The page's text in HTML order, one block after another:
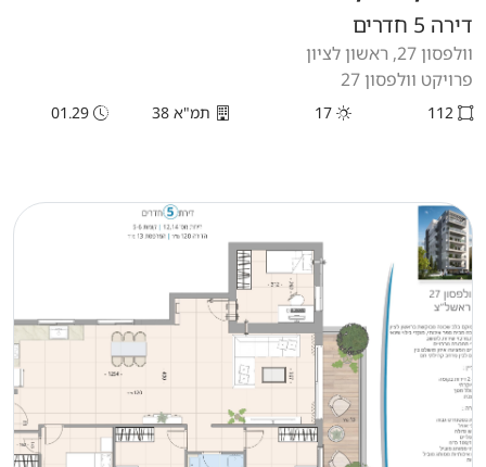
דירה 5 חדרים
וולפסון 27, ראשון לציון
פרויקט וולפסון 27
תמ"א 38